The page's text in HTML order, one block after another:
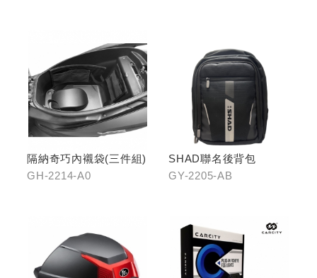
隔納奇巧內襯袋(三件組)
GH-2214-A0
SHAD聯名後背包
GY-2205-AB